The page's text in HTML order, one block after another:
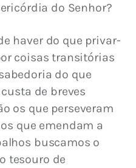
do Senhor?
haver do que privar-
coisas transitórias
do que
de breves
os que perseveram
que emendam a
buscamos o
tesouro de